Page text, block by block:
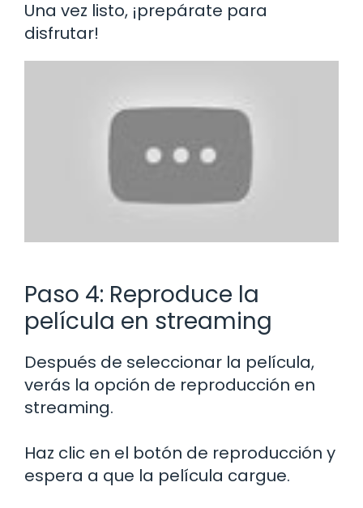
Una vez listo, ¡prepárate para
disfrutar!
Paso 4: Reproduce la
película en streaming
Después de seleccionar la película,
verás la opción de reproducción en
streaming.
Haz clic en el botón de reproducción y
espera a que la película cargue.